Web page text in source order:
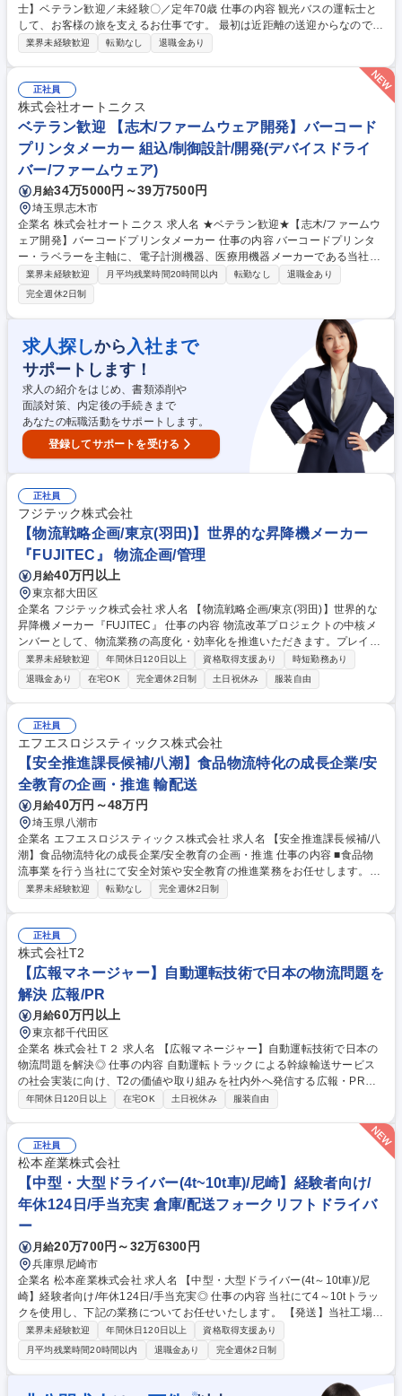
士】ベテラン歓迎／未経験〇／定年70歳 仕事の内容 観光バスの運転士と
して、お客様の旅を支えるお仕事です。 最初は近距離の送迎からなのでブ
ランクがある方も安心。業務の多くが日帰りで、健康的に無理なく続けら
が中心です。 【手厚い研修体制】 約3ヶ月の研修があり、専用の教習車で
基礎から練習できます。大型免許は入社前に最短2週間で取得可能（費用
会社負担＊規定有）。バス未経験からプロへと導きます。 【最新の安全設
備】 衝突防止ブレーキ等の最新システムを全車導入。運転士の安全と身体
への負担軽減を最優先に考えており、国内最大級の規模を誇る、その安心
感があります。 募集職種 愛知県豊田市【名鉄観光バス運転士】ベテラン
歓迎／未経験〇／定年70歳
業界未経験歓迎 転勤なし 退職金あり
正社員
株式会社オートニクス
ベテラン歓迎 【志木/ファームウェア開発】バーコード
プリンタメーカー 組込/制御設計/開発(デバイスドライ
バー/ファームウェア)
月給34万5000円～39万7500円
埼玉県志木市
企業名 株式会社オートニクス 求人名 ★ベテラン歓迎★【志木/ファームウ
ェア開発】バーコードプリンタメーカー 仕事の内容 バーコードプリンタ
ー・ラベラーを主軸に、電子計測機器、医療用機器メーカーである当社に
て、マイコン搭載ボードのファームウェア開発をお任せします。 ・標準シ
リーズ品、派生品開発 プリンター/ラベラー/ＲＦＩＤ/自動化の機能強化、
顧客特殊機能対応 ・ＯＥＭ開発 顧客仕様の量産品開発 ・開発言語等 Ｃ、
ＲＴＯＳ 募集職種 ★ベテラン歓迎★【志木/ファームウェア開発】バーコ
ードプリンタメーカー
業界未経験歓迎 月平均残業時間20時間以内 転勤なし
退職金あり
完全週休2日制
求人探しから 入社まで
サポートします！
求人の紹介をはじめ、書類添削や
面談対策、内定後の手続きまで
あなたの転職活動をサポートします。
登録してサポートを受ける
正社員
フジテック株式会社
【物流戦略企画/東京(羽田)】世界的な昇降機メーカー
『FUJITEC』 物流企画/管理
月給40万円以上
東京都大田区
企業名 フジテック株式会社 求人名 【物流戦略企画/東京(羽田)】世界的な
昇降機メーカー『FUJITEC』 仕事の内容 物流改革プロジェクトの中核メ
ンバーとして、物流業務の高度化・効率化を推進いただきます。プレイン
グマネージャーまたは近い将来の幹部候補として物流戦略の立案や組織マ
ネジメントにも携わっていただきます。 ＜具体的な業務例＞◆物流業務の
現状分析および課題抽出（輸送・保管・荷役など）◆載率向上、リードタ
イム短縮、コスト削減施策の企画・実行 ◆物流KPI（積載率、荷待ち時間
等）の設計・運用・改善 ◆物流システム導入・改善（WMS/TMS等）の企
画推進 ◆社内関連部門（製造・調達等）および外部物流会社との調整・交
渉 募集職種 【物流戦略企画/東京(羽田)】世界的な昇降機メーカー『FUJIT
EC』
業界未経験歓迎 年間休日120日以上 資格取得支援あり
時短勤務あり
退職金あり
在宅OK 完全週休2日制 土日祝休み 服装自由
正社員
エフエスロジスティックス株式会社
【安全推進課長候補/八潮】食品物流特化の成長企業/安
全教育の企画・推進 輸配送
月給40万円～48万円
埼玉県八潮市
企業名 エフエスロジスティックス株式会社 求人名 【安全推進課長候補/八
潮】食品物流特化の成長企業/安全教育の企画・推進 仕事の内容 ■食品物
流事業を行う当社にて安全対策や安全教育の推進業務をお任せします。■
プレイングマネジャーとして、営業所の車両運行の運用改善や集出荷作業
間のモニタリングと、現場へのコンプライアンス是正指導 ■チルド配送の
温度管理基準（ISO22000等）遵守状況の監査と最適な社内ルールの策定
■新規倉庫作業の業務指導、安全推進マニュアルの作成とドライバーへの
教育 募集職種 【安全推進課長候補/八潮】食品物流特化の成長企業/安全教
育の企画・推進
業界未経験歓迎 転勤なし 完全週休2日制
正社員
株式会社T2
【広報マネージャー】自動運転技術で日本の物流問題を
解決 広報/PR
月給60万円以上
東京都千代田区
企業名 株式会社Ｔ２ 求人名 【広報マネージャー】自動運転技術で日本の
物流問題を解決◎ 仕事の内容 自動運転トラックによる幹線輸送サービス
の社会実装に向け、T2の価値や取り組みを社内外へ発信する広報・PR業
務全般をお任せ。事業成長と共に広報戦略の立案から実行までを一貫して
実行/オンラインおよびオフラインでの広報イベントの企画・運営/ソーシ
ャルメディアを活用した広報活動の推進 ■メディア対応：メディアリレー
ションの構築と維持/プレスリリースの作成とメディアへの発信/取材対応
およびメディア対応 ■コンテンツ制作：企業ブランド向上の為のウェブサ
イトや社外向けコンテンツの作成/社内向けコンテンツの作成、発行 募集
職種 【広報マネージャー】自動運転技術で日本の物流問題を解決◎
年間休日120日以上 在宅OK 土日祝休み 服装自由
正社員
松本産業株式会社
【中型・大型ドライバー(4t~10t車)/尼崎】経験者向け/
年休124日/手当充実 倉庫/配送フォークリフトドライバ
ー
月給20万700円～32万6300円
兵庫県尼崎市
企業名 松本産業株式会社 求人名 【中型・大型ドライバー(4t～10t車)/尼
崎】経験者向け/年休124日/手当充実◎ 仕事の内容 当社にて4～10tトラッ
クを使用し、下記の業務についてお任せいたします。 【発送】当社工場で
加工した金属スクラップを製鋼メーカー等へ納品いただきます。 ※自社工
場内ではフォークリフト、ユニック等での積込み作業もございます。 【引
き取り】解体現場や製造工場等での金属スクラップの回収を行います。
【その他業務】車両を使用した仕事がない時間帯等は下記業務を状況と適
性に応じてお任せします。 ◆金属スクラップの選別、車両誘導、清掃等の
業界未経験歓迎 年間休日120日以上
資格取得支援あり
月平均残業時間20時間以内
退職金あり 完全週休2日制